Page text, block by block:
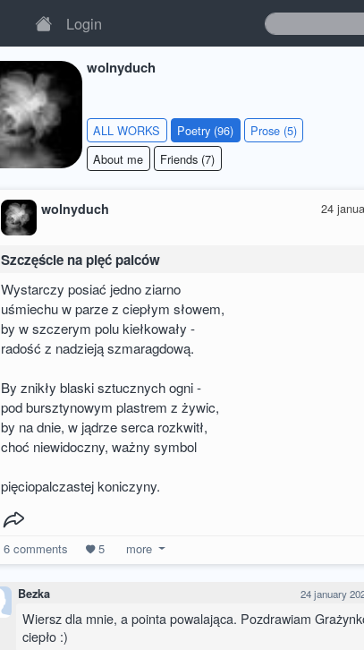
Login
wolnyduch
ALL WORKS Poetry (96)
Prose (5)
About me
Friends (7)
24
wolnyduch
Szczęście na pięć palców
Wystarczy posiać jedno ziarno
uśmiechu w parze z ciepłym słowem,
by w szczerym polu kiełkowały -
radość z nadzieją szmaragdową.
By znikły blaski sztucznych ogni -
pod bursztynowym plastrem z żywic,
by na dnie, w jądrze serca rozkwitł,
choć niewidoczny, ważny symbol
pięciopalczastej koniczyny.
6comments 5 more
Bezka 24 january
Wiersz dla mnie, a pointa powalająca. Pozdrawiam
ciepło :)